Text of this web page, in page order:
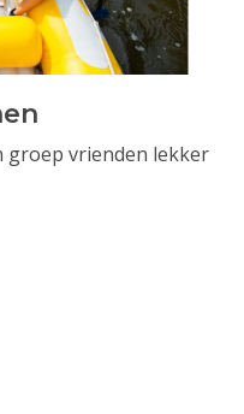
groep vrienden lekker